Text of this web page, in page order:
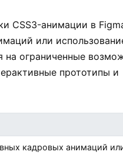
CSS3-анимации в
или
ограниченные
прототипы и
кадровых анимаций